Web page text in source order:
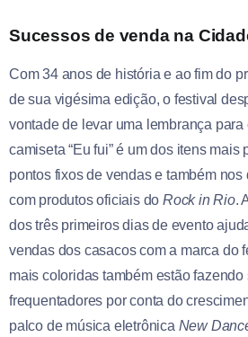
Sucessos de venda na
Com 34 anos de história e ao fim do
de sua vigésima edição, o festival
vontade de levar uma lembrança para
camiseta “Eu fui” é um dos itens mais
pontos fixos de vendas e também
com produtos oficiais do Rock in Rio.
dos três primeiros dias de evento
vendas dos casacos com a marca do
mais coloridas também estão
frequentadores por conta do
palco de música eletrônica New